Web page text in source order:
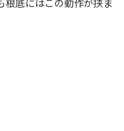
根底にはこの動作が挟ま